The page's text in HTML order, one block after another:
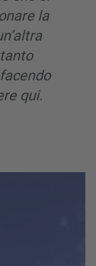
la
qui.